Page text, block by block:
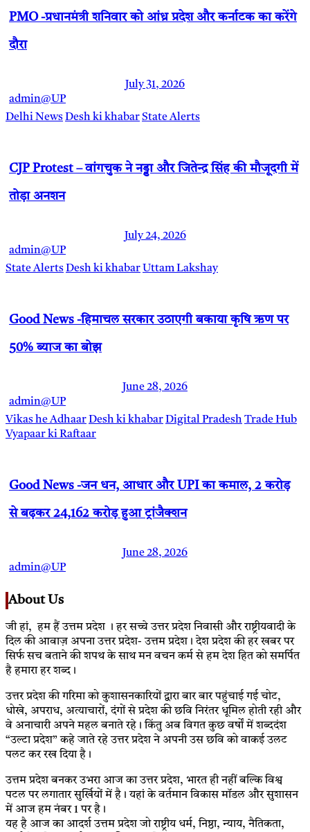
PMO -प्रधानमंत्री शनिवार को आंध्र प्रदेश और कर्नाटक का करेंगे
दौरा
July 31, 2026
admin@UP
Delhi NewsDesh ki khabarState Alerts
CJP Protest – वांगचुक ने नड्डा और जितेन्द्र सिंह की मौजूदगी में
तोड़ा अनशन
July 24, 2026
admin@UP
State AlertsDesh ki khabar Uttam Lakshay
Good News -हिमाचल सरकार उठाएगी बकाया कृषि ऋण पर
50% ब्याज का बोझ
June 28, 2026
admin@UP
Vikas he AdhaarDesh ki khabarDigital PradeshTrade Hub
Vyapaar ki Raftaar
Good News -जन धन, आधार और UPI का कमाल, 2 करोड़
से बढ़कर 24,162 करोड़ हुआ ट्रांजैक्शन
June 28, 2026
admin@UP
About Us
जी हां, हम हैं उत्तम प्रदेश । हर सच्चे उत्तर प्रदेश निवासी और राष्ट्रीयवादी के
दिल की आवाज़ अपना उत्तर प्रदेश- उत्तम प्रदेश। देश प्रदेश की हर खबर पर
सिर्फ सच बताने की शपथ के साथ मन वचन कर्म से हम देश हित को समर्पित
है हमारा हर शब्द।
उत्तर प्रदेश की गरिमा को कुशासनकारियों द्वारा बार बार पहुंचाई गई चोट,
धोखे, अपराध, अत्याचारों, दंगों से प्रदेश की छवि निरंतर धूमिल होती रही और
वे अनाचारी अपने महल बनाते रहे। किंतु अब विगत कुछ वर्षों में शब्ददंश
“उल्टा प्रदेश” कहे जाते रहे उत्तर प्रदेश ने अपनी उस छवि को वाकई उलट
पलट कर रख दिया है।
उत्तम प्रदेश बनकर उभरा आज का उत्तर प्रदेश, भारत ही नहीं बल्कि विश्व
पटल पर लगातार सुर्खियों में है। यहां के वर्तमान विकास मॉडल और सुशासन
में आज हम नंबर 1 पर है।
यह है आज का आदर्श उत्तम प्रदेश जो राष्ट्रीय धर्म, निष्ठा, न्याय, नैतिकता,